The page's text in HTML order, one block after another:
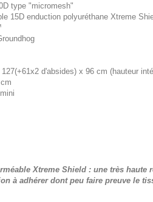
type "micromesh"
15D enduction polyuréthane Xtreme
d'absides) x 96 cm (hauteur
Xtreme Shield : une très
à adhérer dont peu faire preuve le